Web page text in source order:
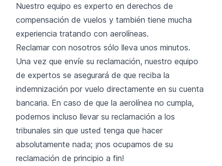
Nuestro equipo es experto en derechos de
compensación de vuelos y también tiene mucha
experiencia tratando con aerolíneas.
Reclamar con nosotros sólo lleva unos minutos.
Una vez que envíe su reclamación, nuestro equipo
de expertos se asegurará de que reciba la
indemnización por vuelo directamente en su cuenta
bancaria. En caso de que la aerolínea no cumpla,
podemos incluso llevar su reclamación a los
tribunales sin que usted tenga que hacer
absolutamente nada; ¡nos ocupamos de su
reclamación de principio a fin!